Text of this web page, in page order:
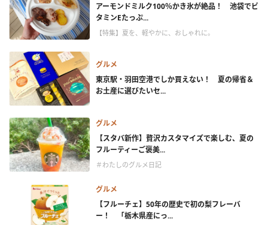
アーモンドミルク100％かき氷が絶品！ 池袋でビ
タミンEたっぷ...
【特集】夏を、軽やかに、おしゃれに。
グルメ
東京駅・羽田空港でしか買えない！ 夏の帰省＆
お土産に選びたいセ...
グルメ
【スタバ新作】贅沢カスタマイズで楽しむ、夏の
フルーティーご褒美...
＃わたしのグルメ日記
グルメ
【フルーチェ】50年の歴史で初の梨フレーバ
ー！ 「栃木県産にっ...